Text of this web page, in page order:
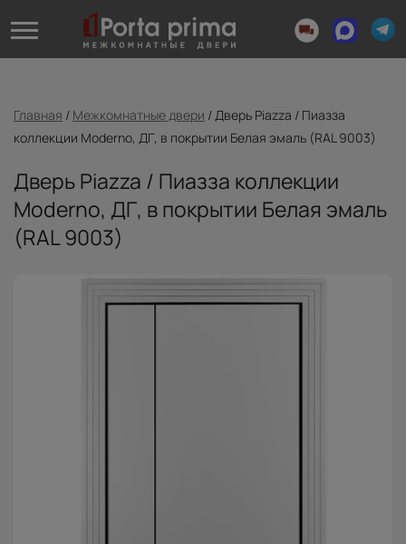
Главная / Межкомнатные двери /Дверь Piazza / Пиазза
коллекции Moderno, ДГ, в покрытии Белая эмаль (RAL 9003)
Дверь Piazza / Пиазза коллекции
Moderno, ДГ, в покрытии Белая эмаль
(RAL 9003)